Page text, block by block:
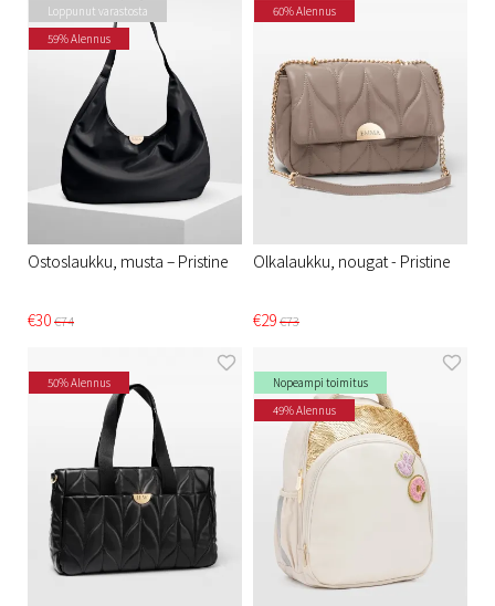
Loppunut varastosta
59% Alennus
Ostoslaukku, musta – Pristine​
€30€74
60% Alennus
Olkalaukku, nougat - Pristine​
€29€73
50% Alennus
Nopeampi toimitus
49% Alennus